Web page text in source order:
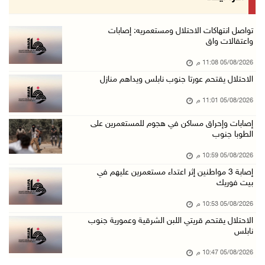
باسم الرئيس: وزير الداخلية يمنح العميد جيسون ...
الاحتلال يقتحم كفر مالك ودير جرير ومستعمرون ي ...
"التربية" تخرج الفوج الأول من مدربي المعلمين ...
05/آب/2026 06:44 م
عبد السلام السيد يفوز بترشيح الديمقراطيين لمج ...
05/آب/2026 06:43 م
الهلال الأحمر: 8 إصابات إثر اعتداء الاحتلال ...
مخطط استعماري جديد في "جيلو" يهدد بعزل القدس ...
05/آب/2026 06:10 م
الاحتلال ينصب حاجزًا عسكريًا على مدخل بلدة دي ...
تواصل انتهاكات الاحتلال ومستعمريه: إصابات
واعتقالات واق
05/08/2026 11:08 م
الاحتلال يقتحم عورتا جنوب نابلس ويداهم منازل
05/08/2026 11:01 م
إصابات وإحراق مساكن في هجوم للمستعمرين على
الطوبا جنوب
05/08/2026 10:59 م
إصابة 3 مواطنين إثر اعتداء مستعمرين عليهم في
بيت فوريك
05/08/2026 10:53 م
الاحتلال يقتحم قريتي اللبن الشرقية وعمورية جنوب
نابلس
05/08/2026 10:47 م